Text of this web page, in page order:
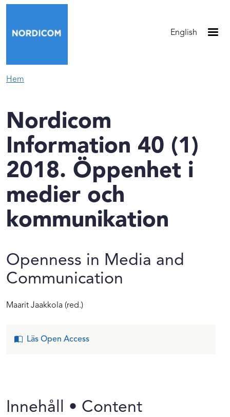
Hoppa till huvudinnehåll
English
Hem
Nordicom
Information 40 (1)
2018. Öppenhet i
medier och
kommunikation
Openness in Media and
Communication
Maarit Jaakkola (red.)
Läs Open Access
Innehåll • Content